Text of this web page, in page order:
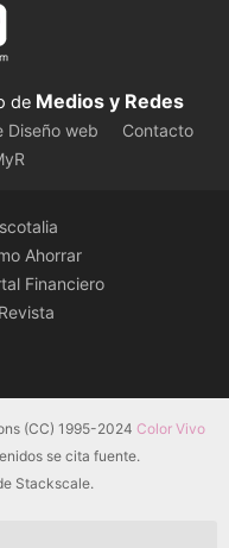
de Medios y Redes
Diseño web
Contacto
Ahorrar
Financiero
(CC) 1995-2024 Color Vivo
se cita fuente.
Stackscale.